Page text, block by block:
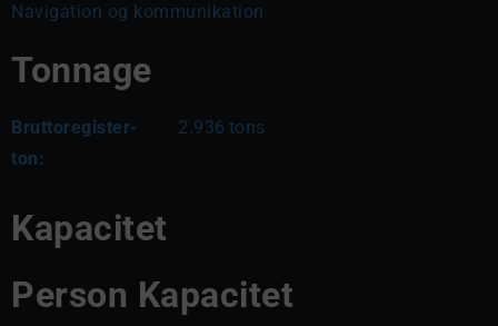
Navigation og kommunikation
Tonnage
Bruttoregister-
ton:
2.936 tons
Kapacitet
Person Kapacitet